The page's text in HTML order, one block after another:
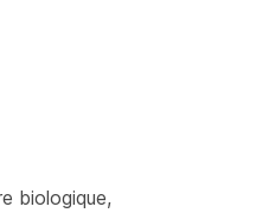
biologique,